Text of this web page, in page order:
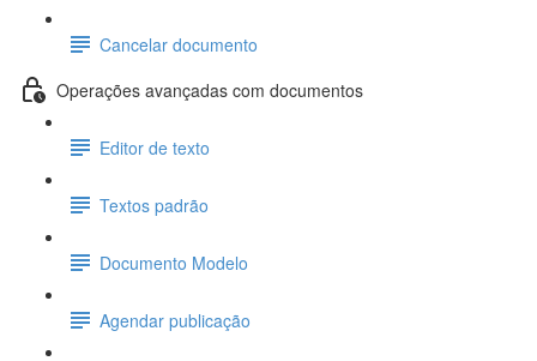
Cancelar documento
Operações avançadas com documentos
Editor de texto
Textos padrão
Documento Modelo
Agendar publicação